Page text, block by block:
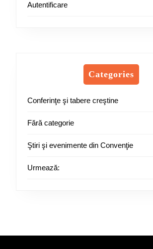
Autentificare
Categories
Conferinţe şi tabere creştine
Fără categorie
Ştiri şi evenimente din Convenţie
Urmează: